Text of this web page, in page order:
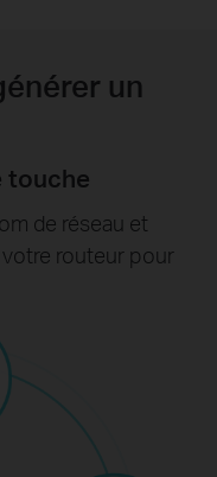
un
touche
de réseau et
routeur pour